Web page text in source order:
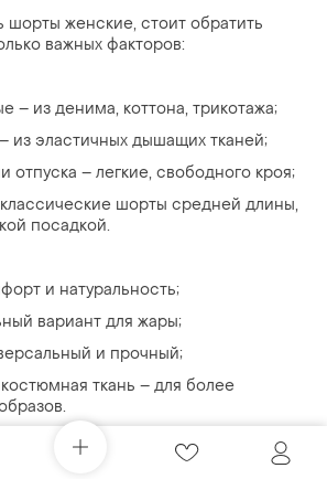
шорты женские, стоит обратить
важных факторов:
– из денима, коттона, трикотажа;
из эластичных дышащих тканей;
отпуска – легкие, свободного кроя;
шорты средней длины,
посадкой.
и натуральность;
вариант для жары;
и прочный;
ткань – для более
образов;